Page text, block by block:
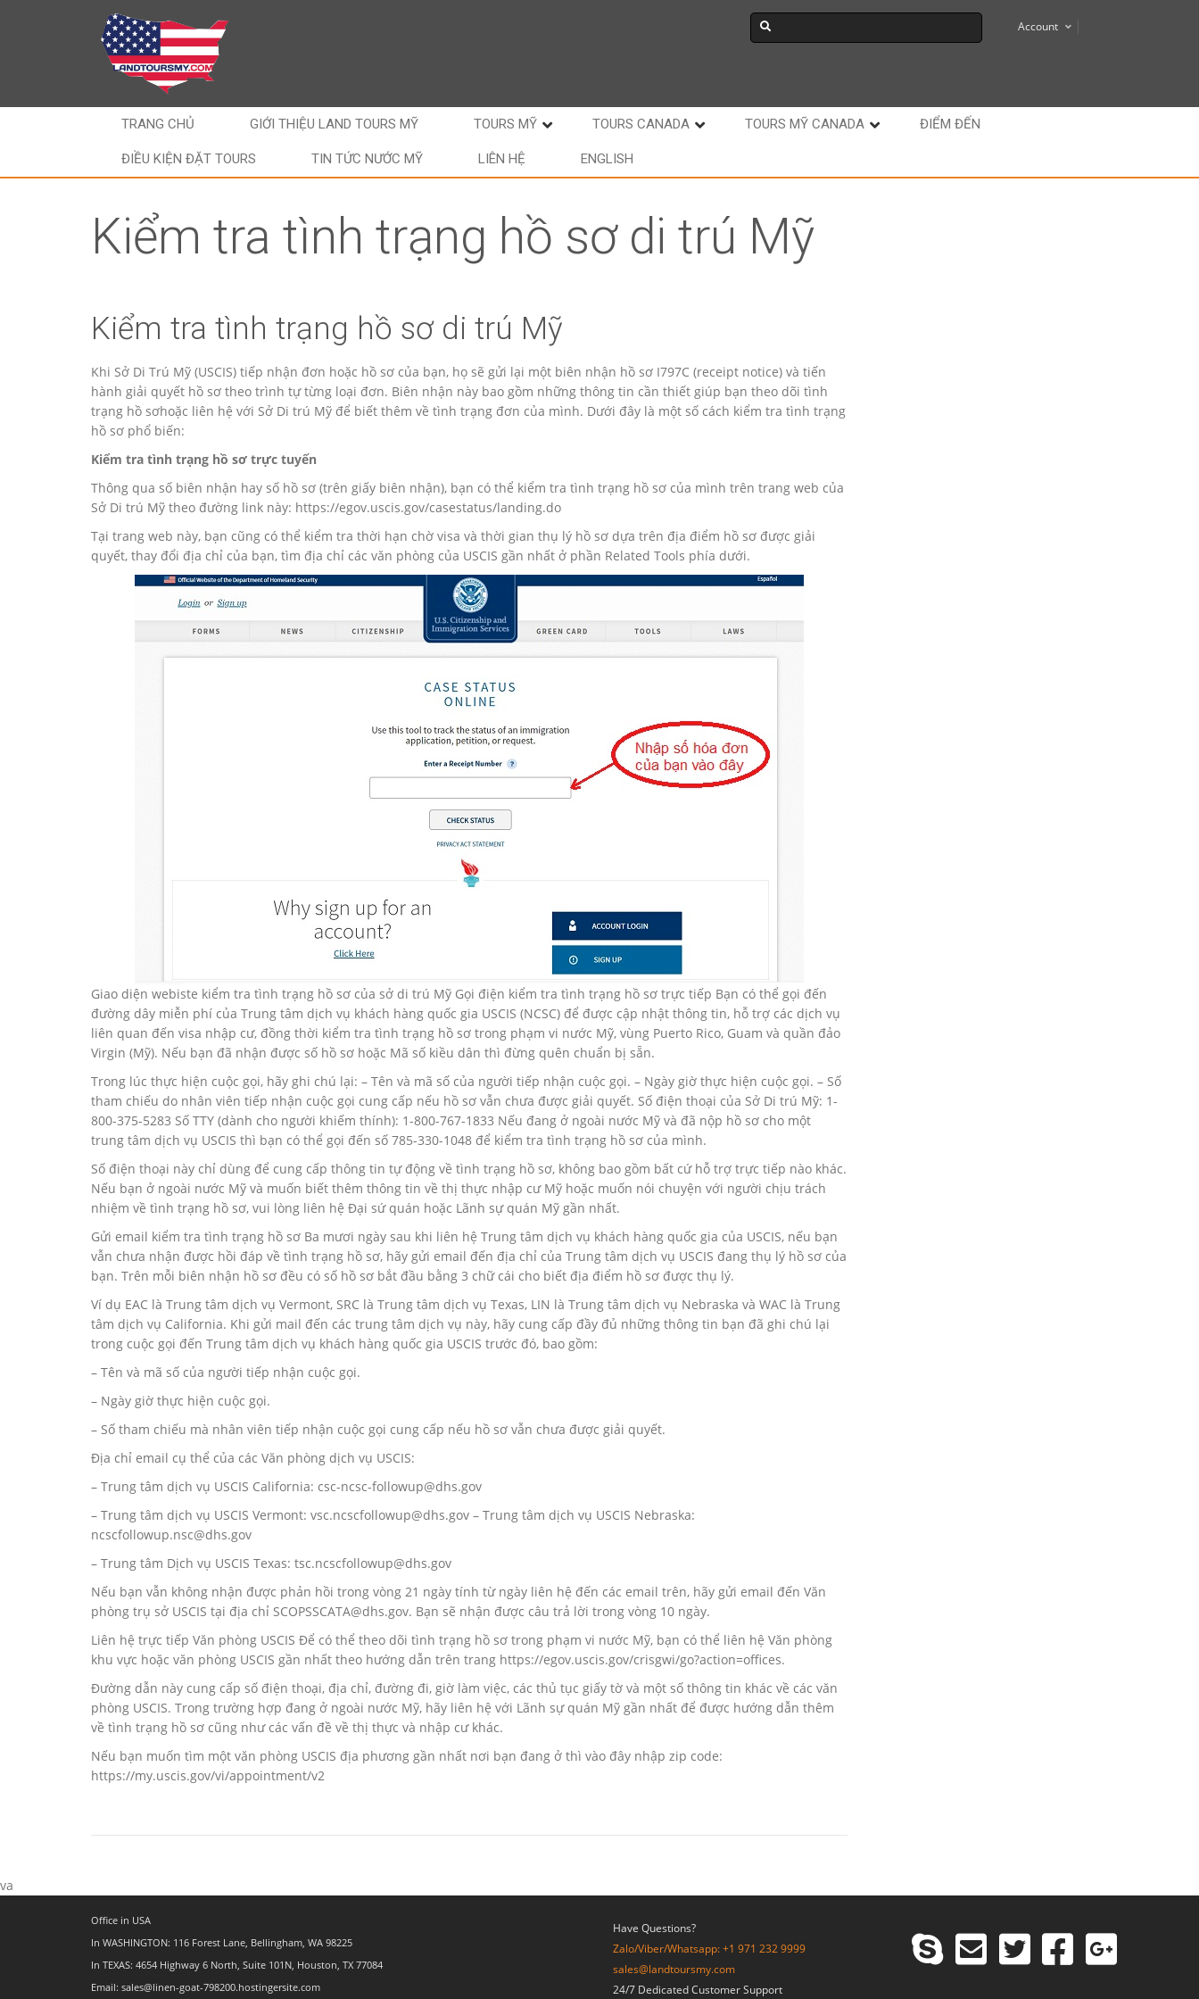
Account
TRANG CHỦ GIỚI THIỆU LAND TOURS MỸ TOURS MỸ TOURS CANADA TOURS MỸ CANADA ĐIỂM ĐẾN
ĐIỀU KIỆN ĐẶT TOURS TIN TỨC NƯỚC MỸ LIÊN HỆ ENGLISH
Kiểm tra tình trạng hồ sơ di trú Mỹ
Kiểm tra tình trạng hồ sơ di trú Mỹ
Khi Sở Di Trú Mỹ (USCIS) tiếp nhận đơn hoặc hồ sơ của bạn, họ sẽ gửi lại một biên nhận hồ sơ I797C (receipt notice) và tiến
hành giải quyết hồ sơ theo trình tự từng loại đơn. Biên nhận này bao gồm những thông tin cần thiết giúp bạn theo dõi tình
trạng hồ sơhoặc liên hệ với Sở Di trú Mỹ để biết thêm về tình trạng đơn của mình. Dưới đây là một số cách kiểm tra tình trạng
hồ sơ phổ biến:
Kiểm tra tình trạng hồ sơ trực tuyến
Thông qua số biên nhận hay số hồ sơ (trên giấy biên nhận), bạn có thể kiểm tra tình trạng hồ sơ của mình trên trang web của
Sở Di trú Mỹ theo đường link này: https://egov.uscis.gov/casestatus/landing.do
Tại trang web này, bạn cũng có thể kiểm tra thời hạn chờ visa và thời gian thụ lý hồ sơ dựa trên địa điểm hồ sơ được giải
quyết, thay đổi địa chỉ của bạn, tìm địa chỉ các văn phòng của USCIS gần nhất ở phần Related Tools phía dưới.
Giao diện webiste kiểm tra tình trạng hồ sơ của sở di trú Mỹ Gọi điện kiểm tra tình trạng hồ sơ trực tiếp Bạn có thể gọi đến
đường dây miễn phí của Trung tâm dịch vụ khách hàng quốc gia USCIS (NCSC) để được cập nhật thông tin, hỗ trợ các dịch vụ
liên quan đến visa nhập cư, đồng thời kiểm tra tình trạng hồ sơ trong phạm vi nước Mỹ, vùng Puerto Rico, Guam và quần đảo
Virgin (Mỹ). Nếu bạn đã nhận được số hồ sơ hoặc Mã số kiều dân thì đừng quên chuẩn bị sẵn.
Trong lúc thực hiện cuộc gọi, hãy ghi chú lại: – Tên và mã số của người tiếp nhận cuộc gọi. – Ngày giờ thực hiện cuộc gọi. – Số
tham chiếu do nhân viên tiếp nhận cuộc gọi cung cấp nếu hồ sơ vẫn chưa được giải quyết. Số điện thoại của Sở Di trú Mỹ: 1-
800-375-5283 Số TTY (dành cho người khiếm thính): 1-800-767-1833 Nếu đang ở ngoài nước Mỹ và đã nộp hồ sơ cho một
trung tâm dịch vụ USCIS thì bạn có thể gọi đến số 785-330-1048 để kiểm tra tình trạng hồ sơ của mình.
Số điện thoại này chỉ dùng để cung cấp thông tin tự động về tình trạng hồ sơ, không bao gồm bất cứ hỗ trợ trực tiếp nào khác.
Nếu bạn ở ngoài nước Mỹ và muốn biết thêm thông tin về thị thực nhập cư Mỹ hoặc muốn nói chuyện với người chịu trách
nhiệm về tình trạng hồ sơ, vui lòng liên hệ Đại sứ quán hoặc Lãnh sự quán Mỹ gần nhất.
Gửi email kiểm tra tình trạng hồ sơ Ba mươi ngày sau khi liên hệ Trung tâm dịch vụ khách hàng quốc gia của USCIS, nếu bạn
vẫn chưa nhận được hồi đáp về tình trạng hồ sơ, hãy gửi email đến địa chỉ của Trung tâm dịch vụ USCIS đang thụ lý hồ sơ của
bạn. Trên mỗi biên nhận hồ sơ đều có số hồ sơ bắt đầu bằng 3 chữ cái cho biết địa điểm hồ sơ được thụ lý.
Ví dụ EAC là Trung tâm dịch vụ Vermont, SRC là Trung tâm dịch vụ Texas, LIN là Trung tâm dịch vụ Nebraska và WAC là Trung
tâm dịch vụ California. Khi gửi mail đến các trung tâm dịch vụ này, hãy cung cấp đầy đủ những thông tin bạn đã ghi chú lại
trong cuộc gọi đến Trung tâm dịch vụ khách hàng quốc gia USCIS trước đó, bao gồm:
– Tên và mã số của người tiếp nhận cuộc gọi.
– Ngày giờ thực hiện cuộc gọi.
– Số tham chiếu mà nhân viên tiếp nhận cuộc gọi cung cấp nếu hồ sơ vẫn chưa được giải quyết.
Địa chỉ email cụ thể của các Văn phòng dịch vụ USCIS:
– Trung tâm dịch vụ USCIS California: csc-ncsc-followup@dhs.gov
– Trung tâm dịch vụ USCIS Vermont: vsc.ncscfollowup@dhs.gov – Trung tâm dịch vụ USCIS Nebraska:
ncscfollowup.nsc@dhs.gov
– Trung tâm Dịch vụ USCIS Texas: tsc.ncscfollowup@dhs.gov
Nếu bạn vẫn không nhận được phản hồi trong vòng 21 ngày tính từ ngày liên hệ đến các email trên, hãy gửi email đến Văn
phòng trụ sở USCIS tại địa chỉ SCOPSSCATA@dhs.gov. Bạn sẽ nhận được câu trả lời trong vòng 10 ngày.
Liên hệ trực tiếp Văn phòng USCIS Để có thể theo dõi tình trạng hồ sơ trong phạm vi nước Mỹ, bạn có thể liên hệ Văn phòng
khu vực hoặc văn phòng USCIS gần nhất theo hướng dẫn trên trang https://egov.uscis.gov/crisgwi/go?action=offices.
Đường dẫn này cung cấp số điện thoại, địa chỉ, đường đi, giờ làm việc, các thủ tục giấy tờ và một số thông tin khác về các văn
phòng USCIS. Trong trường hợp đang ở ngoài nước Mỹ, hãy liên hệ với Lãnh sự quán Mỹ gần nhất để được hướng dẫn thêm
về tình trạng hồ sơ cũng như các vấn đề về thị thực và nhập cư khác.
Nếu bạn muốn tìm một văn phòng USCIS địa phương gần nhất nơi bạn đang ở thì vào đây nhập zip code:
https://my.uscis.gov/vi/appointment/v2
va
Office in USA
In WASHINGTON: 116 Forest Lane, Bellingham, WA 98225
In TEXAS: 4654 Highway 6 North, Suite 101N, Houston, TX 77084
Email: sales@linen-goat-798200.hostingersite.com
Have Questions?
Zalo/Viber/Whatsapp: +1 971 232 9999
sales@landtoursmy.com
24/7 Dedicated Customer Support